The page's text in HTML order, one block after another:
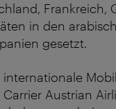
Frankreich,
in den
gesetzt.
internationale
Carrier Austrian